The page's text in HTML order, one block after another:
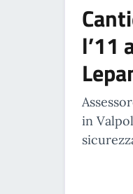
l’11
in